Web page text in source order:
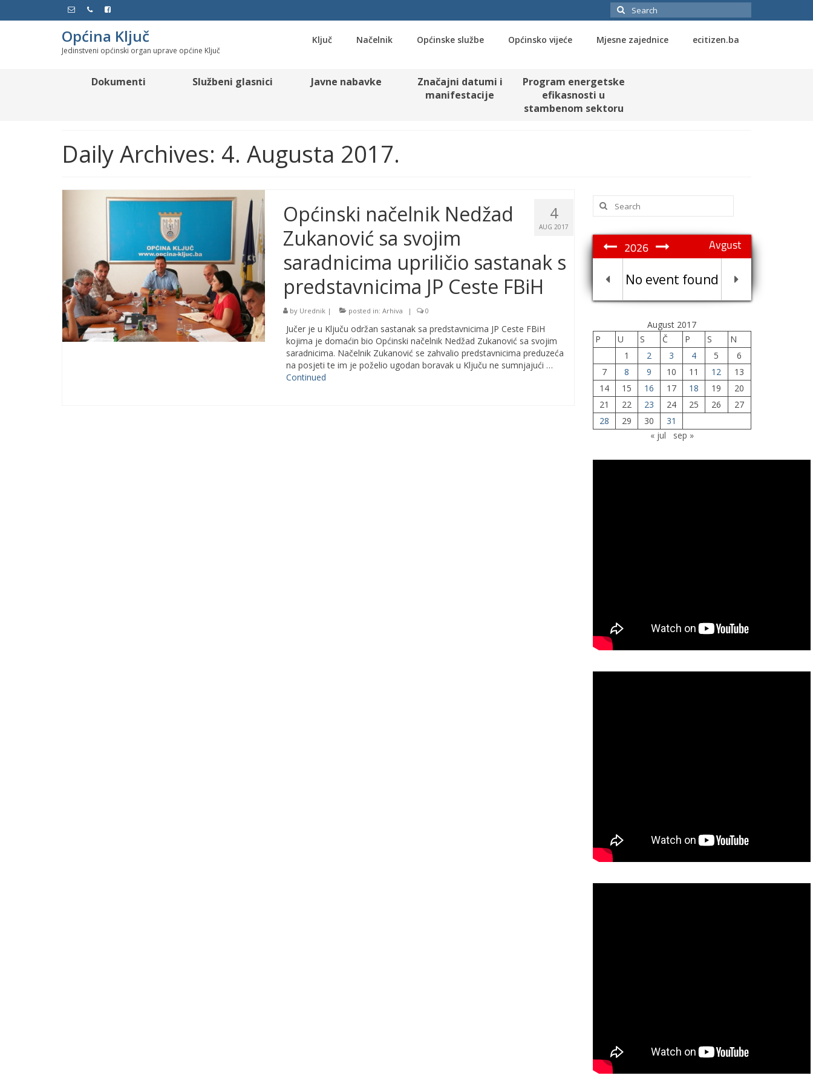
Search
for:
Općina Ključ
Jedinstveni općinski organ uprave općine Ključ
Ključ Načelnik Općinske službe Općinsko vijeće Mjesne zajednice ecitizen.ba
Dokumenti Službeni glasnici Javne nabavke
Značajni datumi i
manifestacije
Program energetske
efikasnosti u
stambenom sektoru
Daily Archives: 4. Augusta 2017.
4
AUG 2017
Općinski načelnik Nedžad
Zukanović sa svojim
saradnicima upriličio sastanak s
predstavnicima JP Ceste FBiH
by Urednik| posted in: Arhiva | 0
Jučer je u Ključu održan sastanak sa predstavnicima JP Ceste FBiH
kojima je domaćin bio Općinski načelnik Nedžad Zukanović sa svojim
saradnicima. Načelnik Zukanović se zahvalio predstavnicima preduzeća
na posjeti te im je poželio ugodan boravak u Ključu ne sumnjajući …
Continued
Search
for:
Avgust
2026
No event found
August 2017
P
U S Č P S
N
1
2 3 4 5
6
7
8 9 10 11 12
13
14
15 16 17 18 19
20
21
22 23 24 25 26
27
28
29 30
31
« jul
sep »